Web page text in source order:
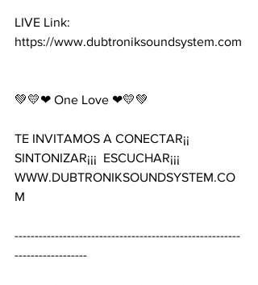
LIVE Link:
https://www.dubtroniksoundsystem.com
💚💛❤ One Love ❤💛💚
TE INVITAMOS A CONECTAR¡¡
SINTONIZAR¡¡¡  ESCUCHAR¡¡¡
WWW.DUBTRONIKSOUNDSYSTEM.CO
M
--------------------------------------------------------
------------------